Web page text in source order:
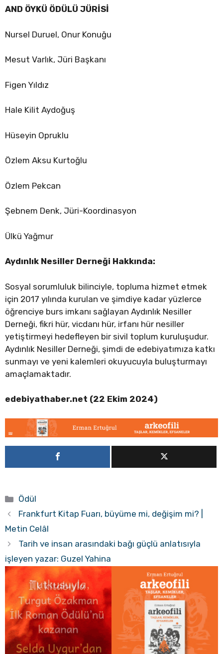
AND ÖYKÜ ÖDÜLÜ JÜRİSİ
Nursel Duruel, Onur Konuğu
Mesut Varlık, Jüri Başkanı
Figen Yıldız
Hale Kilit Aydoğuş
Hüseyin Opruklu
Özlem Aksu Kurtoğlu
Özlem Pekcan
Şebnem Denk, Jüri-Koordinasyon
Ülkü Yağmur
Aydınlık Nesiller Derneği Hakkında:
Sosyal sorumluluk bilinciyle, topluma hizmet etmek
için 2017 yılında kurulan ve şimdiye kadar yüzlerce
öğrenciye burs imkanı sağlayan Aydınlık Nesiller
Derneği, fikri hür, vicdanı hür, irfanı hür nesiller
yetiştirmeyi hedefleyen bir sivil toplum kuruluşudur.
Aydınlık Nesiller Derneği, şimdi de edebiyatımıza katkı
sunmayı ve yeni kalemleri okuyucuyla buluşturmayı
amaçlamaktadır.
edebiyathaber.net (22 Ekim 2024)
Kategoriler
Ödül
Frankfurt Kitap Fuarı, büyüme mi, değişim mi? |
Metin Celâl
Tarih ve insan arasındaki bağı güçlü anlatısıyla
işleyen yazar: Guzel Yahina